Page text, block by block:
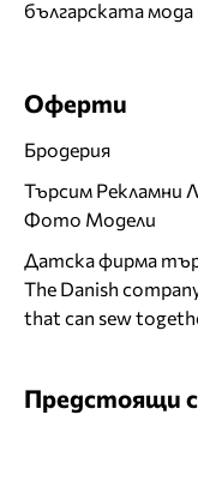
българската мода
Оферти
Бродерия
Търсим Рекламни
Фото Модели
Датска фирма
The Danish
that can sew
Предстоящи